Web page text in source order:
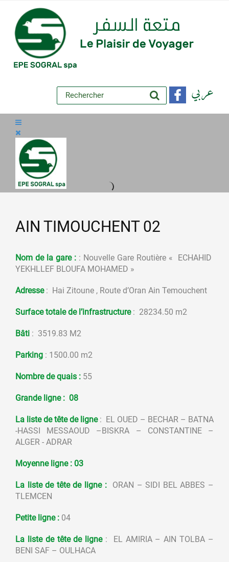
عربي
AIN TIMOUCHENT 02
Nom de la gare : : Nouvelle Gare Routière « ECHAHID
YEKHLLEF BLOUFA MOHAMED »
Adresse : Hai Zitoune , Route d’Oran Ain Temouchent
Surface totale de l’infrastructure: 28234.50 m2
Bâti : 3519.83 M2
Parking : 1500.00 m2
Nombre de quais : 55
Grande ligne : 08
La liste de tête de ligne : EL OUED – BECHAR – BATNA
-HASSI MESSAOUD –BISKRA – CONSTANTINE –
ALGER - ADRAR
Moyenne ligne : 03
La liste de tête de ligne : ORAN – SIDI BEL ABBES –
TLEMCEN
Petite ligne : 04
La liste de tête de ligne : EL AMIRIA – AIN TOLBA –
BENI SAF – OULHACA